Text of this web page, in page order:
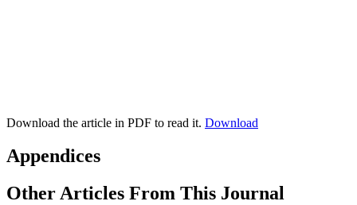
Download the article in PDF to read it. Download
Appendices
Other Articles From This Journal